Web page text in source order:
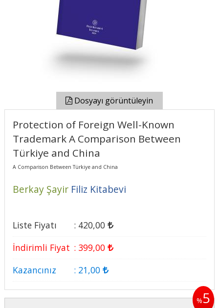
Dosyayı görüntüleyin
Protection of Foreign Well-Known
Trademark A Comparison Between
Türkiye and China
A Comparison Between Türkiye and China
Berkay Şayir Filiz Kitabevi
Liste Fiyatı : 420,00
İndirimli Fiyat : 399,00
Kazancınız
: 21,00
%5